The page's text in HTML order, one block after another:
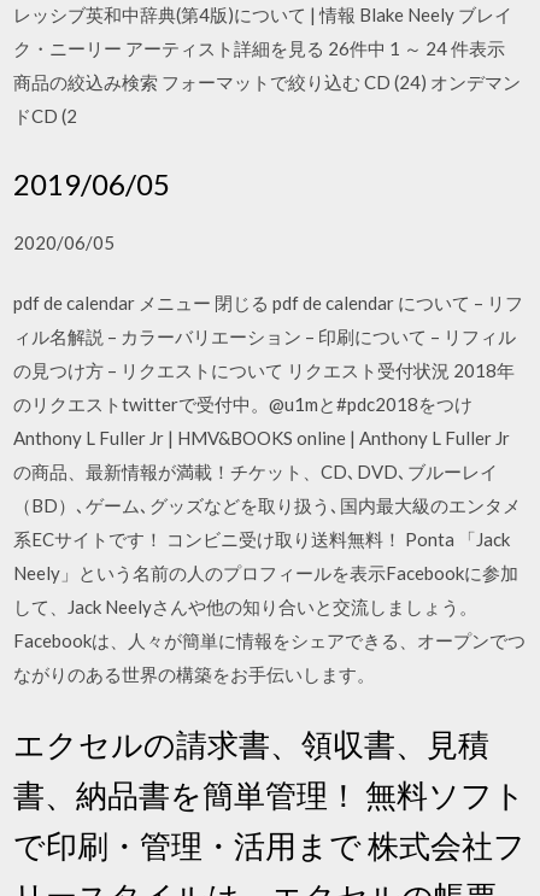
レッシブ英和中辞典(第4版)について | 情報 Blake Neely ブレイ
ク・ニーリー アーティスト詳細を見る 26件中 1 ～ 24 件表示
商品の絞込み検索 フォーマットで絞り込む CD (24) オンデマン
ドCD (2
2019/06/05
2020/06/05
pdf de calendar メニュー 閉じる pdf de calendar について – リフ
ィル名解説 – カラーバリエーション – 印刷について – リフィル
の見つけ方 – リクエストについて リクエスト受付状況 2018年
のリクエストtwitterで受付中。@u1mと#pdc2018をつけ
Anthony L Fuller Jr | HMV&BOOKS online | Anthony L Fuller Jr
の商品、最新情報が満載！チケット、CD､DVD､ブルーレイ
（BD）､ゲーム､グッズなどを取り扱う､国内最大級のエンタメ
系ECサイトです！ コンビニ受け取り送料無料！ Ponta 「Jack
Neely」という名前の人のプロフィールを表示Facebookに参加
して、Jack Neelyさんや他の知り合いと交流しましょう。
Facebookは、人々が簡単に情報をシェアできる、オープンでつ
ながりのある世界の構築をお手伝いします。
エクセルの請求書、領収書、見積
書、納品書を簡単管理！ 無料ソフト
で印刷・管理・活用まで 株式会社フ